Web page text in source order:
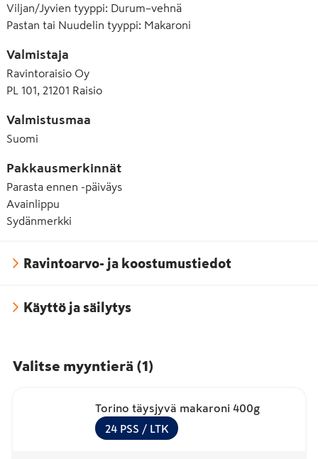
Viljan/Jyvien tyyppi: Durum–vehnä
Pastan tai Nuudelin tyyppi: Makaroni
Valmistaja
Ravintoraisio Oy
PL 101, 21201 Raisio
Valmistusmaa
Suomi
Pakkausmerkinnät
Parasta ennen -päiväys
Avainlippu
Sydänmerkki
Ravintoarvo- ja koostumustiedot
Käyttö ja säilytys
Valitse myyntierä (1 )
Torino täysjyvä makaroni 400g
24 PSS / LTK